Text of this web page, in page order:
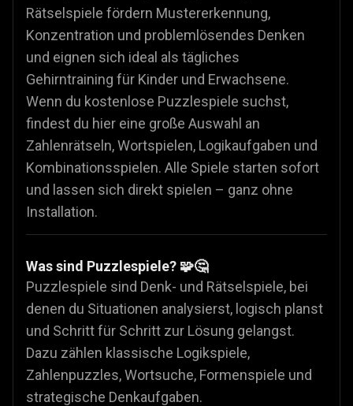
Rätselspiele fördern Mustererkennung,
Konzentration und problemlösendes Denken
und eignen sich ideal als tägliches
Gehirntraining für Kinder und Erwachsene.
Wenn du kostenlose Puzzlespiele suchst,
findest du hier eine große Auswahl an
Zahlenrätseln, Wortspielen, Logikaufgaben und
Kombinationsspielen. Alle Spiele starten sofort
und lassen sich direkt spielen – ganz ohne
Installation.
Was sind Puzzlespiele? 🧩🤔
Puzzlespiele sind Denk- und Rätselspiele, bei
denen du Situationen analysierst, logisch planst
und Schritt für Schritt zur Lösung gelangst.
Dazu zählen klassische Logikspiele,
Zahlenpuzzles, Wortsuche, Formenspiele und
strategische Denkaufgaben.